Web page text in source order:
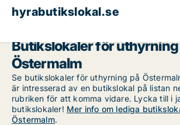
hyrabutikslokal.se
Butikslokaler för uthyrning
Östermalm
Se butikslokaler för uthyrning på
är intresserad av en butikslokal på listan
rubriken för att komma vidare. Lycka till i
butikslokaler! Mer info om lediga
Östermalm.